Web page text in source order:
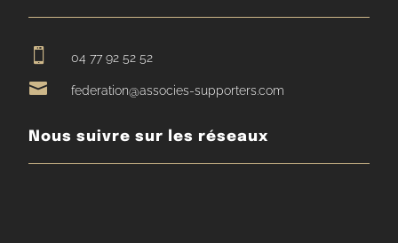
 04 77 92 52 52
 federation@associes-supporters.com
Nous suivre sur les réseaux